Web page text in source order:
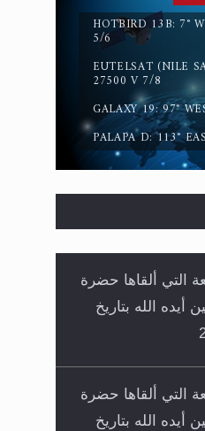
عليه السلام
HOTBIRD 13B: 7°
5/6
EUTELSAT (NILE
27500 V 7/8
GALAXY 19: 97°
PALAPA D: 113°
التي ألقاها حضرة
أيده الله بتاريخ
التي ألقاها حضرة
أيده الله بتاريخ